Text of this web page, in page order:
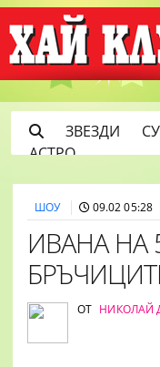
ЗВЕЗДИ
АСТРО
ШОУ 09.02 05:28
ИВАНА НА
ОТ НИКОЛАЙ